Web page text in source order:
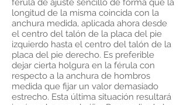
férula de ajuste sencillo de forma que la
longitud de la misma coincida con la
anchura medida, aplicada ahora desde
el centro del talón de la placa del pie
izquierdo hasta el centro del talón de la
placa del pie derecho. Es preferible
dejar cierta holgura en la férula con
respecto a la anchura de hombros
medida que fijar un valor demasiado
estrecho. Esta última situación resultará